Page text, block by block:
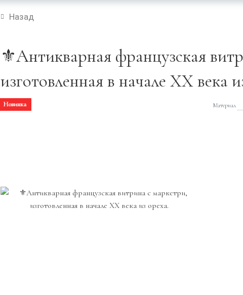
Назад
⚜️Антикварная французская
изготовленная в начале XX века
Новинка Материал